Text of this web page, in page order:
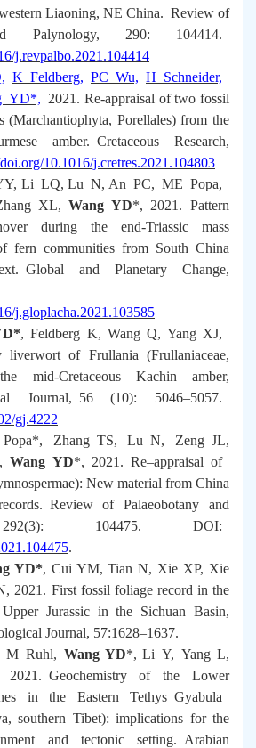
Liaoning, NE China. Review of
Palynology, 290: 104414.
j.revpalbo.2021.104414
K Feldberg, PC Wu, H Schneider,
YD*, 2021. Re-appraisal of two fossil
(Marchantiophyta, Porellales) from the
amber. Cretaceous Research,
10.1016/j.cretres.2021.104803
Li LQ, Lu N, An PC, ME Popa,
XL, Wang YD*, 2021. Pattern
during the end-Triassic mass
fern communities from South China
Global and Planetary Change,
j.gloplacha.2021.103585
, Feldberg K, Wang Q, Yang XJ,
of Frullania (Frullaniaceae,
mid-Cretaceous Kachin amber,
Journal, 56 (10): 5046–5057.
gj.4222
Zhang TS, Lu N, Zeng JL,
Wang YD*, 2021. Re–appraisal of
New material from China
Review of Palaeobotany and
104475. DOI:
.
YD*, Cui YM, Tian N, Xie XP, Xie
2021. First fossil foliage record in the
Jurassic in the Sichuan Basin,
Journal, 57:1628–1637.
Ruhl, Wang YD*, Li Y, Yang L,
Geochemistry of the Lower
in the Eastern Tethys Gyabula
southern Tibet): implications for the
and tectonic setting. Arabian